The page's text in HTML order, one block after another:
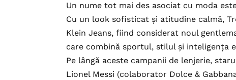
Un nume tot mai des asociat cu moda
Cu un look sofisticat și atitudine calmă,
Klein Jeans, fiind considerat noul
care combină sportul, stilul și inteligența
Pe lângă aceste campanii de lenjerie,
Lionel Messi (colaborator Dolce &